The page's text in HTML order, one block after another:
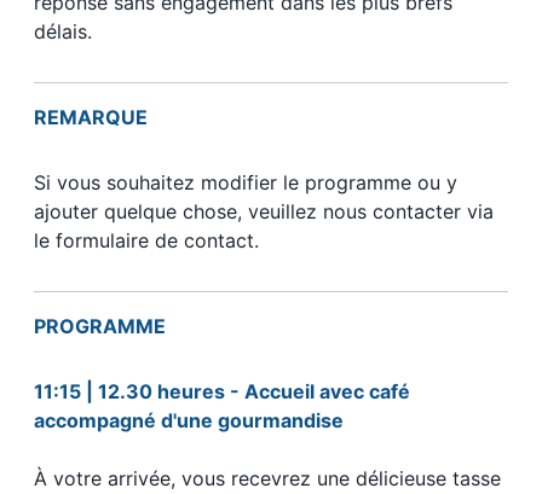
délais.
REMARQUE
Si vous souhaitez modifier le programme ou y
ajouter quelque chose, veuillez nous contacter via
le formulaire de contact.
PROGRAMME
11:15 | 12.30 heures - Accueil avec café
accompagné d'une gourmandise
À votre arrivée, vous recevrez une délicieuse tasse